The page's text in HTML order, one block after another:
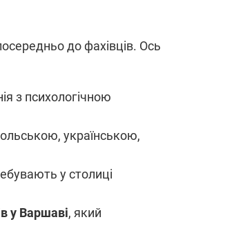
до фахівців. Ось
з психологічною
українською,
у столиці
у Варшаві, який